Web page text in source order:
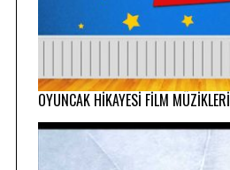
OYUNCAK HİKAYESİ FİLM MÜZİKLERİ